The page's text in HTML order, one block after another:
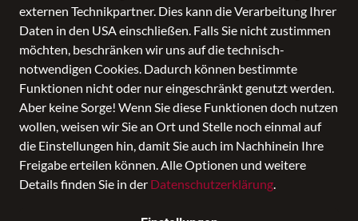
externen Technikpartner. Dies kann die Verarbeitung Ihrer
Daten in den USA einschließen. Falls Sie nicht zustimmen
möchten, beschränken wir uns auf die technisch-
notwendigen Cookies. Dadurch können bestimmte
Funktionen nicht oder nur eingeschränkt genutzt werden.
Aber keine Sorge! Wenn Sie diese Funktionen doch nutzen
wollen, weisen wir Sie an Ort und Stelle noch einmal auf
die Einstellungen hin, damit Sie auch im Nachhinein Ihre
Freigabe erteilen können. Alle Optionen und weitere
Details finden Sie in der Datenschutzerklärung.
Samsonite - ESSENS - SPINNER 81/30